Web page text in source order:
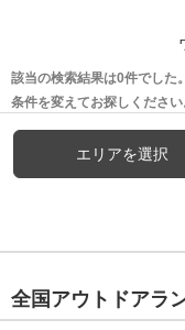
該当の検索結果は0件でした。
条件を変えてお探しください
エリアを選択
全国アウトドアラ